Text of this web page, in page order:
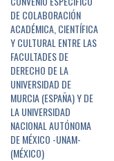
DE COLABORACIÓN
ACADÉMICA, CIENTÍFICA
Y CULTURAL ENTRE LAS
FACULTADES DE
DERECHO DE LA
UNIVERSIDAD DE
MURCIA (ESPAÑA) Y DE
LA UNIVERSIDAD
NACIONAL AUTÓNOMA
DE MÉXICO -UNAM-
(MÉXICO)